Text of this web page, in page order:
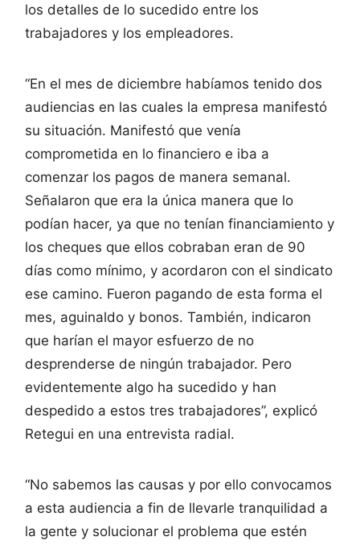
los detalles de lo sucedido entre los
trabajadores y los empleadores.
“En el mes de diciembre habíamos tenido dos
audiencias en las cuales la empresa manifestó
su situación. Manifestó que venía
comprometida en lo financiero e iba a
comenzar los pagos de manera semanal.
Señalaron que era la única manera que lo
podían hacer, ya que no tenían financiamiento y
los cheques que ellos cobraban eran de 90
días como mínimo, y acordaron con el sindicato
ese camino. Fueron pagando de esta forma el
mes, aguinaldo y bonos. También, indicaron
que harían el mayor esfuerzo de no
desprenderse de ningún trabajador. Pero
evidentemente algo ha sucedido y han
despedido a estos tres trabajadores”, explicó
Retegui en una entrevista radial.
“No sabemos las causas y por ello convocamos
a esta audiencia a fin de llevarle tranquilidad a
la gente y solucionar el problema que estén